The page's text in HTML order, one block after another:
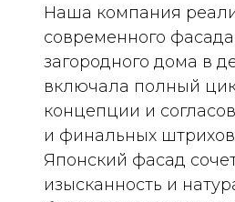
Наша компания
современного
загородного дома в
включала полный
концепции и
и финальных
Японский фасад
изысканность и